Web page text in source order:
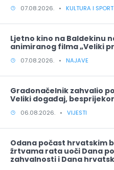
07.08.2026. • KULTURA I SPORT
Ljetno kino na Baldekinu
animiranog filma „Veliki
07.08.2026. • NAJAVE
Gradonačelnik zahvalio
Veliki događaj,
06.08.2026. • VIJESTI
Odana počast hrvatskim
žrtvama rata uoči Dana
zahvalnosti i Dana